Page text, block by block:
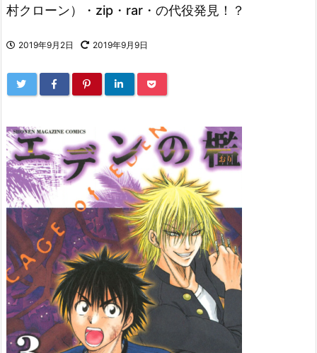
村クローン）・zip・rar・の代役発見！？
2019年9月2日 2019年9月9日